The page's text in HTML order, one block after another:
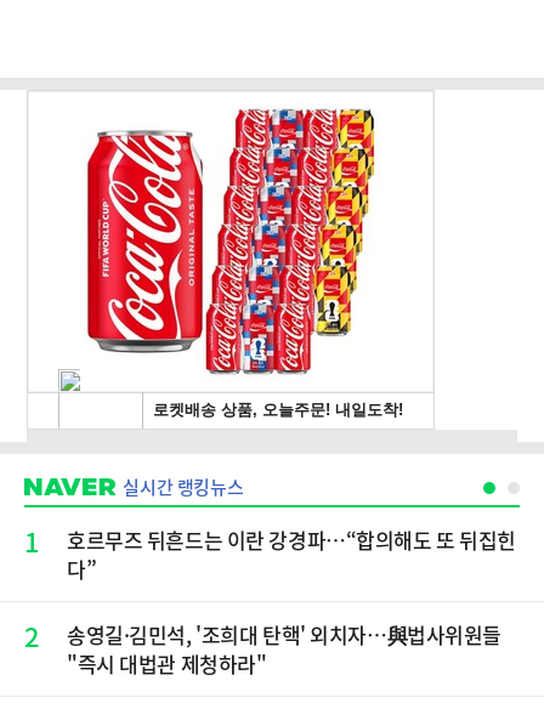
실시간 랭킹뉴스
1
호르무즈 뒤흔드는 이란 강경파…“합의해도 또 뒤집힌
다”
2
송영길·김민석, '조희대 탄핵' 외치자…與법사위원들
"즉시 대법관 제청하라"